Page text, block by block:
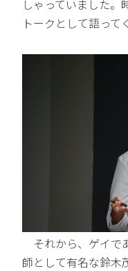
しゃっていました
トークとして語って
それから、ゲイで
師として有名な鈴木